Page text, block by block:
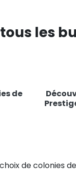
les
de
de colonies